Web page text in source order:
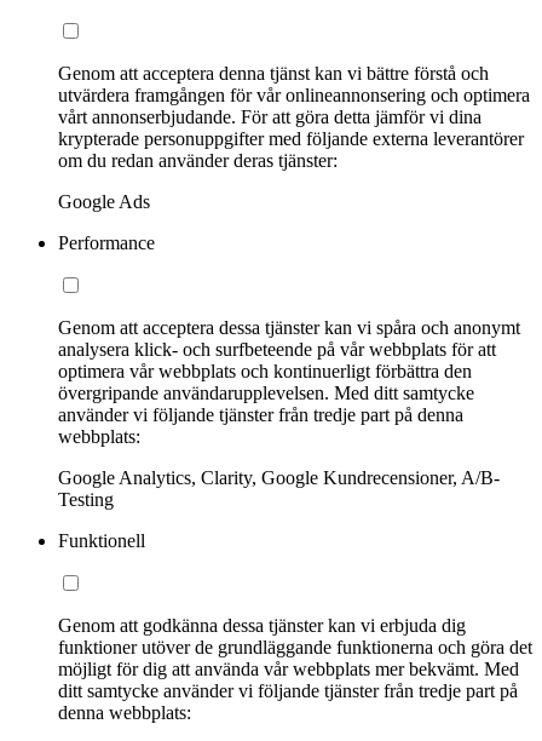
Genom att acceptera denna tjänst kan vi bättre förstå och
utvärdera framgången för vår onlineannonsering och optimera
vårt annonserbjudande. För att göra detta jämför vi dina
krypterade personuppgifter med följande externa leverantörer
om du redan använder deras tjänster:
Google Ads
Performance
Genom att acceptera dessa tjänster kan vi spåra och anonymt
analysera klick- och surfbeteende på vår webbplats för att
optimera vår webbplats och kontinuerligt förbättra den
övergripande användarupplevelsen. Med ditt samtycke
använder vi följande tjänster från tredje part på denna
webbplats:
Google Analytics, Clarity, Google Kundrecensioner, A/B-
Testing
Funktionell
Genom att godkänna dessa tjänster kan vi erbjuda dig
funktioner utöver de grundläggande funktionerna och göra det
möjligt för dig att använda vår webbplats mer bekvämt. Med
ditt samtycke använder vi följande tjänster från tredje part på
denna webbplats: